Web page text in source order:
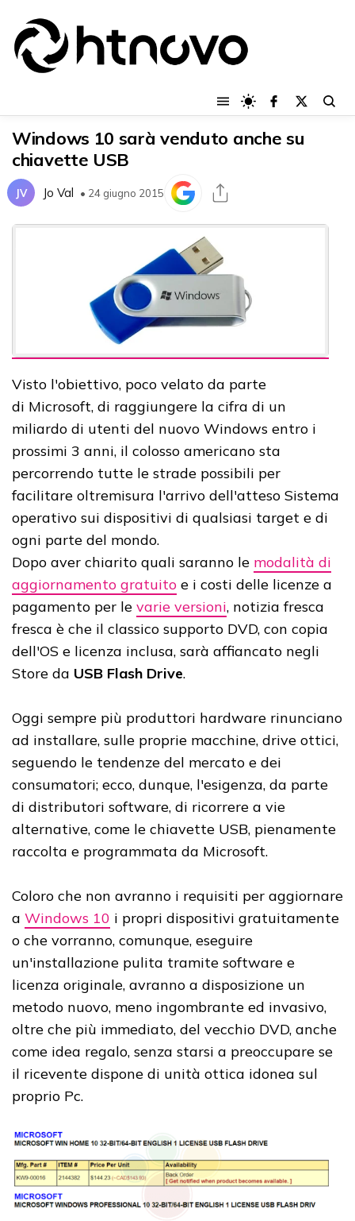
Windows 10 sarà venduto anche su
chiavette USB
JV Jo Val • 24 giugno 2015
Visto l'obiettivo, poco velato da parte
di Microsoft, di raggiungere la cifra di un
miliardo di utenti del nuovo Windows entro i
prossimi 3 anni, il colosso americano sta
percorrendo tutte le strade possibili per
facilitare oltremisura l'arrivo dell'atteso Sistema
operativo sui dispositivi di qualsiasi target e di
ogni parte del mondo.
Dopo aver chiarito quali saranno le modalità di
aggiornamento gratuito e i costi delle licenze a
pagamento per le varie versioni, notizia fresca
fresca è che il classico supporto DVD, con copia
dell'OS e licenza inclusa, sarà affiancato negli
Store da USB Flash Drive.
Oggi sempre più produttori hardware rinunciano
ad installare, sulle proprie macchine, drive ottici,
seguendo le tendenze del mercato e dei
consumatori; ecco, dunque, l'esigenza, da parte
di distributori software, di ricorrere a vie
alternative, come le chiavette USB, pienamente
raccolta e programmata da Microsoft.
Coloro che non avranno i requisiti per aggiornare
a Windows 10 i propri dispositivi gratuitamente
o che vorranno, comunque, eseguire
un'installazione pulita tramite software e
licenza originale, avranno a disposizione un
metodo nuovo, meno ingombrante ed invasivo,
oltre che più immediato, del vecchio DVD, anche
come idea regalo, senza starsi a preoccupare se
il ricevente dispone di unità ottica idonea sul
proprio Pc.